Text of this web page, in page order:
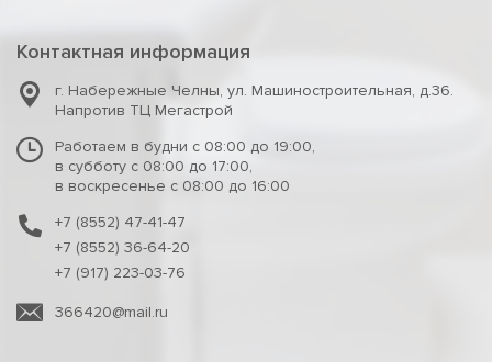
Контактная информация
г. Набережные Челны, ул. Машиностроительная, д.36.
Напротив ТЦ Мегастрой
Работаем в будни с 08:00 до 19:00,
в субботу с 08:00 до 17:00,
в воскресенье с 08:00 до 16:00
+7 (8552) 47-41-47
+7 (8552) 36-64-20
+7 (917) 223-03-76
366420@mail.ru